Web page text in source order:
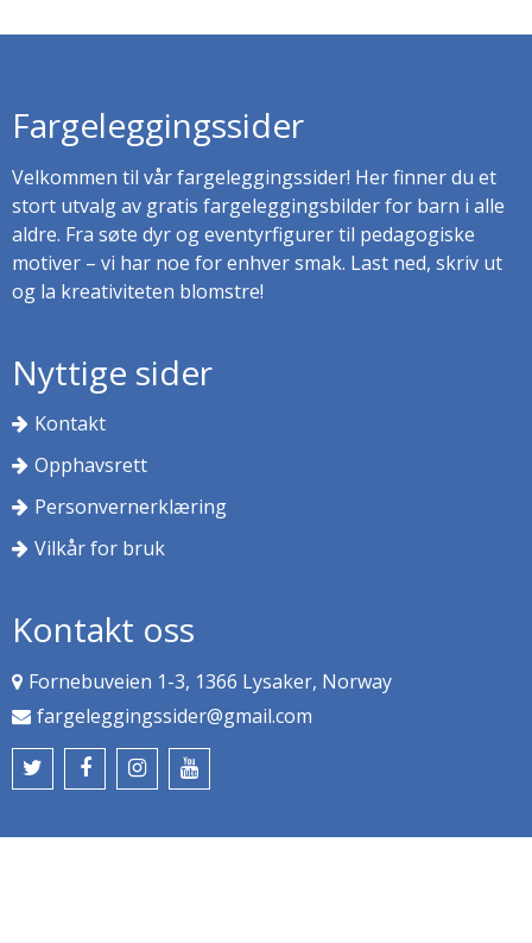
Fargeleggingssider
Velkommen til vår fargeleggingssider! Her finner du et
stort utvalg av gratis fargeleggingsbilder for barn i alle
aldre. Fra søte dyr og eventyrfigurer til pedagogiske
motiver – vi har noe for enhver smak. Last ned, skriv ut
og la kreativiteten blomstre!
Nyttige sider
Kontakt
Opphavsrett
Personvernerklæring
Vilkår for bruk
Kontakt oss
Fornebuveien 1-3, 1366 Lysaker, Norway
fargeleggingssider@gmail.com